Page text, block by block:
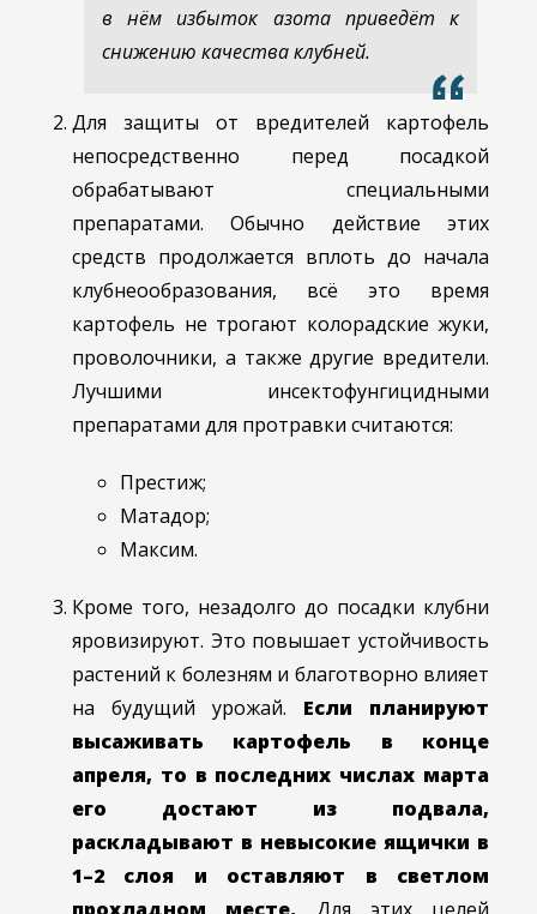
в нём избыток азота приведёт к
снижению качества клубней.
Для защиты от вредителей картофель
непосредственно перед посадкой
обрабатывают специальными
препаратами. Обычно действие этих
средств продолжается вплоть до начала
клубнеообразования, всё это время
картофель не трогают колорадские жуки,
проволочники, а также другие вредители.
Лучшими инсектофунгицидными
препаратами для протравки считаются:
Престиж;
Матадор;
Максим.
Кроме того, незадолго до посадки клубни
яровизируют. Это повышает устойчивость
растений к болезням и благотворно влияет
на будущий урожай. Если планируют
высаживать картофель в конце
апреля, то в последних числах марта
его достают из подвала,
раскладывают в невысокие ящички в
1–2 слоя и оставляют в светлом